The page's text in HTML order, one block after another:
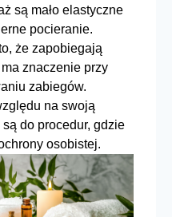
są mało elastyczne
pocieranie.
że zapobiegają
znaczenie przy
zabiegów.
na swoją
do procedur, gdzie
osobistej.